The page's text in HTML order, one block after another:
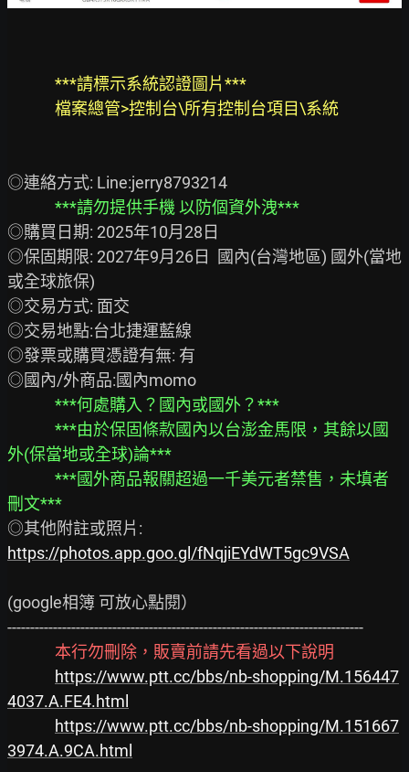
***請標示系統認證圖片***
檔案總管>控制台\所有控制台項目\系統
◎連絡方式: Line:jerry8793214
***請勿提供手機 以防個資外洩***
◎購買日期: 2025年10月28日
◎保固期限: 2027年9月26日  國內(台灣地區) 國外(當地
或全球旅保)
◎交易方式: 面交
◎交易地點:台北捷運藍線
◎發票或購買憑證有無: 有
◎國內/外商品:國內momo
***何處購入？國內或國外？***
***由於保固條款國內以台澎金馬限，其餘以國
外(保當地或全球)論***
***國外商品報關超過一千美元者禁售，未填者
刪文***
https://photos.app.goo.gl/fNqjiEYdWT5gc9VSA
(google相簿 可放心點閱）
------------------------------------------------------------------------------
本行勿刪除，販賣前請先看過以下說明
https://www.ptt.cc/bbs/nb-shopping/M.156447
4037.A.FE4.html
https://www.ptt.cc/bbs/nb-shopping/M.151667
3974.A.9CA.html